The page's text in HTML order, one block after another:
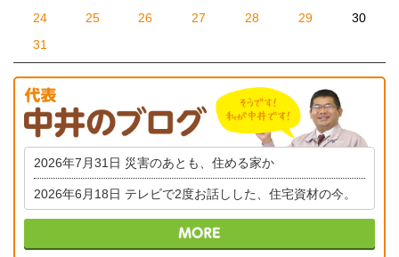
24
25 26 27 28 29
30
31
2026年7月31日 災害のあとも、住める家か
2026年6月18日 テレビで2度お話しした、住宅資材の今。